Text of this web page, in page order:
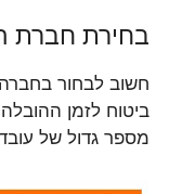
בחירת חברת
חשוב לבחור
ביטוח לזמן
מספר גדול של